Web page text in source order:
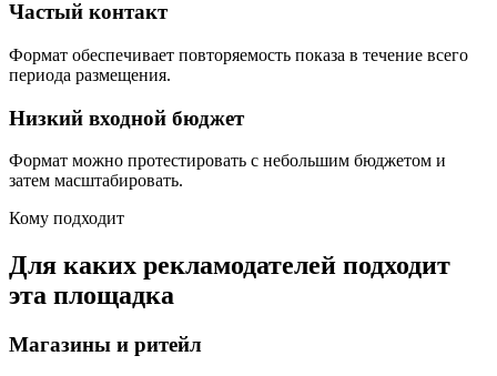
Частый контакт
Формат обеспечивает повторяемость показа в течение всего
периода размещения.
Низкий входной бюджет
Формат можно протестировать с небольшим бюджетом и
затем масштабировать.
Кому подходит
Для каких рекламодателей подходит
эта площадка
Магазины и ритейл